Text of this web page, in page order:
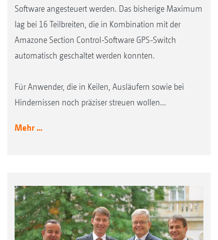
Software angesteuert werden. Das bisherige Maximum
lag bei 16 Teilbreiten, die in Kombination mit der
Amazone Section Control-Software GPS-Switch
automatisch geschaltet werden konnten.
Für Anwender, die in Keilen, Ausläufern sowie bei
Hindernissen noch präziser streuen wollen...
Mehr ...